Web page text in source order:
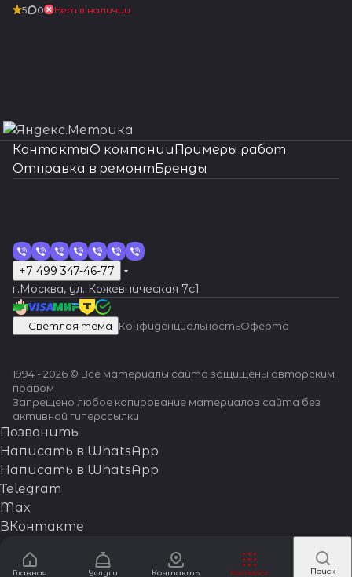
5 0 Нет в наличии
Главная Услуги Контакты Каталог Поиск
КонтактыО компанииПримеры работ
Отправка в ремонтБренды
+7 499 347-46-77
г.Москва, ул. Кожевническая 7c1
Светлая тема КонфиденциальностьОферта
1994 - 2026 © Все материалы сайта защищены авторским
правом
Запрещено любое копирование материалов сайта без
активной гиперссылки
Позвонить
Написать в WhatsApp
Написать в WhatsApp
Telegram
Max
ВКонтакте